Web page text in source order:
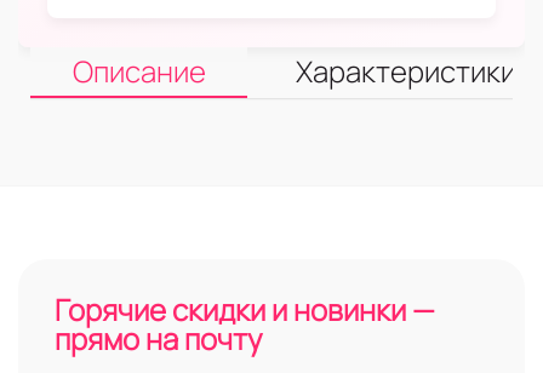
Описание Характеристики
Горячие скидки и новинки —
прямо на почту